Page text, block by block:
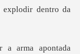
apontada